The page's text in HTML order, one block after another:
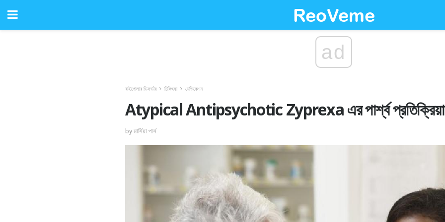
ad
বাইপোলার ডিসর্ডার চিকিৎসা মেডিকেশন
Atypical Antipsychotic Zyprexa এর পার্শ্ব প্রতিক্রিয়া
by মার্সিয়া পার্স